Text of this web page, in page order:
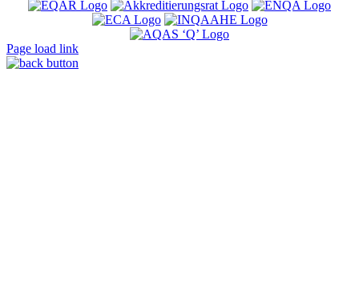
Page load link